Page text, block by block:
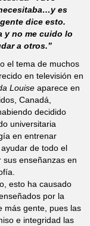
es
dice esto.
y no me cuido lo
a otros.”
el tema de muchos
en televisión en
Louiseaparece en
Canadá,
decidido
universitaria
en entrenar
de todo el
enseñanzas en
esto ha causado
por la
más gente, pues las
e integridad las